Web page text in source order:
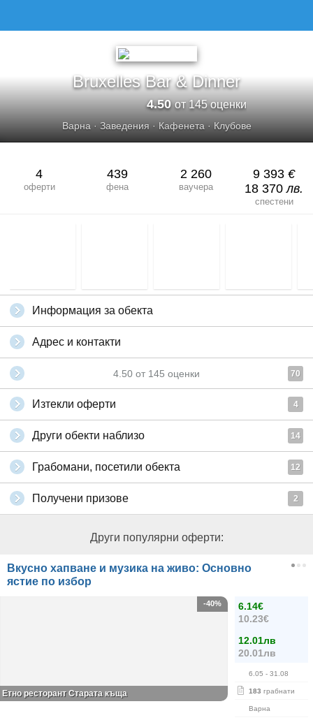
Bruxelles Bar & Dinner
4.50от 145 оценки
Варна· Заведения· Кафенета· Клубове
4
оферти
439
фена
2 260
ваучера
9 393 €
18 370лв.
спестени
Информация за обекта
Адрес и контакти
4.50 от 145 оценки 70
Изтекли оферти 4
Други обекти наблизо 14
Грабомани, посетили обекта 12
Получени призове 2
Други популярни оферти:
Вкусно хапване и музика на живо: Основно
ястие по избор
6.14€
10.23€
12.01лв
20.01лв
6.05 - 31.08
183 грабнати
Варна
-40%
Етно ресторант Старата къща